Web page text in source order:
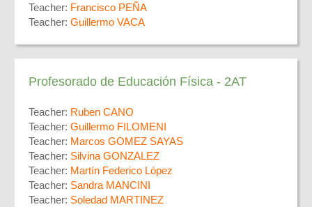
Teacher: Francisco PEÑA
Teacher: Guillermo VACA
Profesorado de Educación Física - 2AT
Teacher: Ruben CANO
Teacher: Guillermo FILOMENI
Teacher: Marcos GOMEZ SAYAS
Teacher: Silvina GONZALEZ
Teacher: Martín Federico López
Teacher: Sandra MANCINI
Teacher: Soledad MARTINEZ